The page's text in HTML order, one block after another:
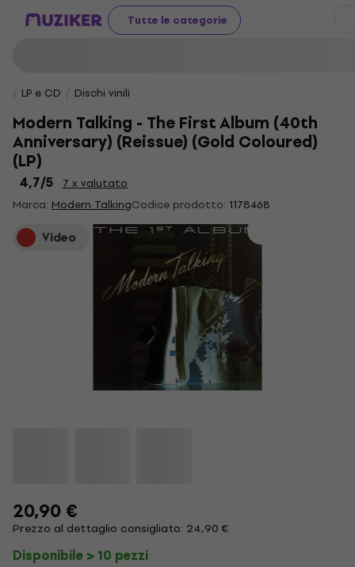
Tutte le categorie
LP e CD Dischi vinili
Modern Talking - The First Album (40th
Anniversary) (Reissue) (Gold Coloured)
(LP)
4,7/5
7 x valutato
Marca: Modern TalkingCodice prodotto: 1178468
Video
20,90 €
Prezzo al dettaglio consigliato: 24,90 €
Disponibile > 10 pezzi